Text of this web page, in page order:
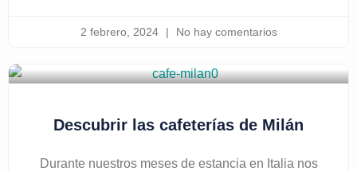
2 febrero, 2024 No hay comentarios
Descubrir las cafeterías de Milán
Durante nuestros meses de estancia en Italia nos